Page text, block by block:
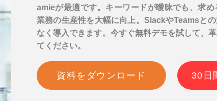
amieが最適です。キーワードが曖昧でも、求
業務の生産性を大幅に向上。SlackやTeamsと
なく導入できます。今すぐ無料デモを試して、
てください。
資料をダウンロード 30日